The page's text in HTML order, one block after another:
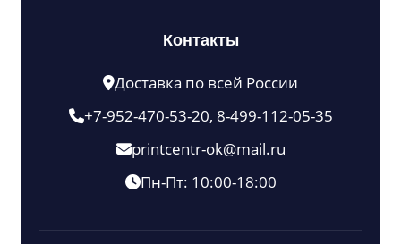
Контакты
Доставка по всей России
+7-952-470-53-20, 8-499-112-05-35
printcentr-ok@mail.ru
Пн-Пт: 10:00-18:00